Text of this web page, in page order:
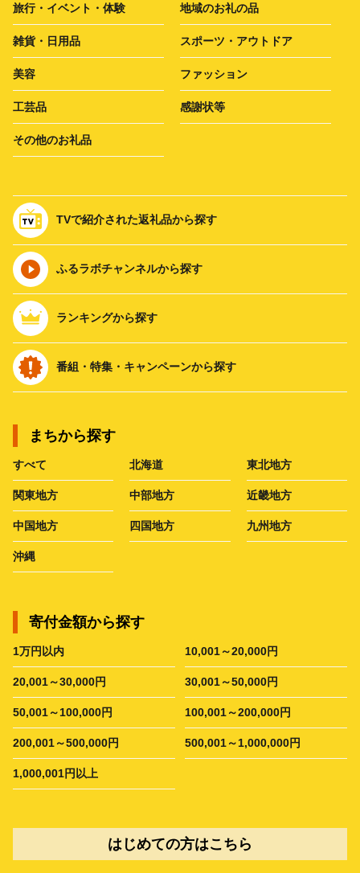
旅行・イベント・体験 地域のお礼の品
雑貨・日用品 スポーツ・アウトドア
美容 ファッション
工芸品 感謝状等
その他のお礼品
TVで紹介された返礼品から探す
ふるラボチャンネルから探す
ランキングから探す
番組・特集・キャンペーンから探す
まちから探す
すべて 北海道 東北地方
関東地方 中部地方 近畿地方
中国地方 四国地方 九州地方
沖縄
寄付金額から探す
1万円以内 10,001～20,000円
20,001～30,000円 30,001～50,000円
50,001～100,000円 100,001～200,000円
200,001～500,000円 500,001～1,000,000円
1,000,001円以上
はじめての方はこちら